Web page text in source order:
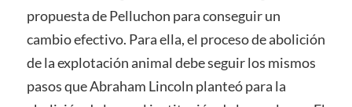
propuesta de Pelluchon para conseguir un
cambio efectivo. Para ella, el proceso de abolición
de la explotación animal debe seguir los mismos
pasos que Abraham Lincoln planteó para la